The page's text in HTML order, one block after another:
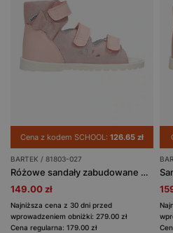
Cena z kodem SCHOOL: 126.65 zł
BARTEK / 81803-027
Różowe sandały zabudowane dla dziewczynki BARTEK 81803-027
149.00 zł
Najniższa cena z 30 dni przed
wprowadzeniem obniżki: 279.00 zł
Cena regularna: 179.00 zł